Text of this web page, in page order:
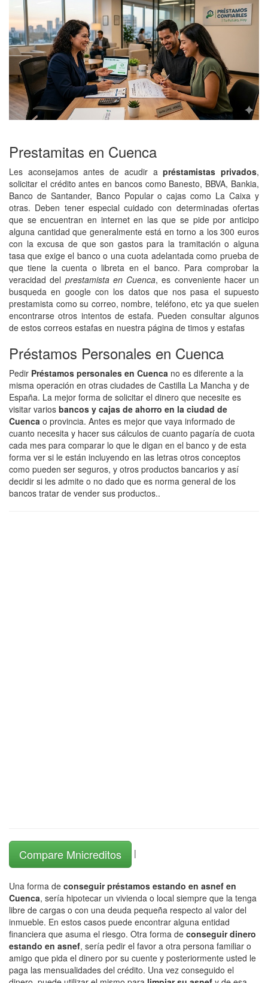
Prestamitas en Cuenca
Les aconsejamos antes de acudir apréstamistas privados,
solicitar el crédito antes en bancos como Banesto, BBVA, Bankia,
Banco de Santander, Banco Popular o cajas como La Caixa y
otras. Deben tener especial cuidado con determinadas ofertas
que se encuentran en internet en las que se pide por anticipo
alguna cantidad que generalmente está en torno a los 300 euros
con la excusa de que son gastos para la tramitación o alguna
tasa que exige el banco o una cuota adelantada como prueba de
que tiene la cuenta o libreta en el banco. Para comprobar la
veracidad del prestamista en Cuenca, es conveniente hacer un
busqueda en google con los datos que nos pasa el supuesto
prestamista como su correo, nombre, teléfono, etc ya que suelen
encontrarse otros intentos de estafa. Pueden consultar algunos
de estos correos estafas en nuestra página de timos y estafas
Préstamos Personales en Cuenca
Pedir Préstamos personales en Cuenca no es diferente a la
misma operación en otras ciudades de Castilla La Mancha y de
España. La mejor forma de solicitar el dinero que necesite es
visitar varios bancos y cajas de ahorro en la ciudad de
Cuenca o provincia. Antes es mejor que vaya informado de
cuanto necesita y hacer sus cálculos de cuanto pagaría de cuota
cada mes para comparar lo que le digan en el banco y de esta
forma ver si le están incluyendo en las letras otros conceptos
como pueden ser seguros, y otros productos bancarios y así
decidir si les admite o no dado que es norma general de los
bancos tratar de vender sus productos..
Compare Mnicreditos |
Una forma de conseguir préstamos estando en asnef en
Cuenca, sería hipotecar un vivienda o local siempre que la tenga
libre de cargas o con una deuda pequeña respecto al valor del
inmueble. En estos casos puede encontrar alguna entidad
financiera que asuma el riesgo. Otra forma de conseguir dinero
estando en asnef, sería pedir el favor a otra persona familiar o
amigo que pida el dinero por su cuente y posteriormente usted le
paga las mensualidades del crédito. Una vez conseguido el